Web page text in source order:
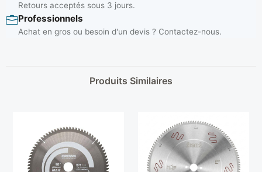
Retours acceptés sous 3 jours.
Professionnels
Achat en gros ou besoin d'un devis ? Contactez-nous.
Produits Similaires